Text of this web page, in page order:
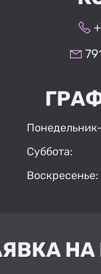
Суббота:
Воскресенье: